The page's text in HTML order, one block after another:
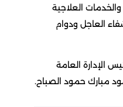
العلاجية
العاجل ودوام
الإدارة العامة
مبارك حمود الصباح.